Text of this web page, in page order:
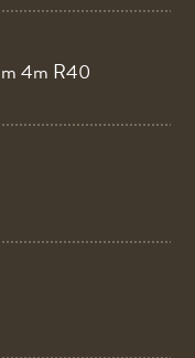
4m R40